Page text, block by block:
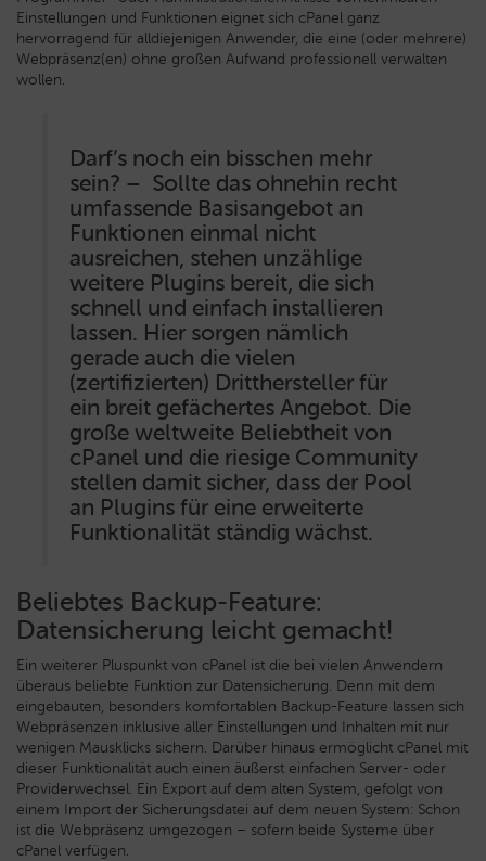
Einstellungen und Funktionen eignet sich cPanel ganz
hervorragend für alldiejenigen Anwender, die eine (oder mehrere)
Webpräsenz(en) ohne großen Aufwand professionell verwalten
wollen.
Darf’s noch ein bisschen mehr
sein? – Sollte das ohnehin recht
umfassende Basisangebot an
Funktionen einmal nicht
ausreichen, stehen unzählige
weitere Plugins bereit, die sich
schnell und einfach installieren
lassen. Hier sorgen nämlich
gerade auch die vielen
(zertifizierten) Dritthersteller für
ein breit gefächertes Angebot. Die
große weltweite Beliebtheit von
cPanel und die riesige Community
stellen damit sicher, dass der Pool
an Plugins für eine erweiterte
Funktionalität ständig wächst.
Beliebtes Backup-Feature:
Datensicherung leicht gemacht!
Ein weiterer Pluspunkt von cPanel ist die bei vielen Anwendern
überaus beliebte Funktion zur Datensicherung. Denn mit dem
eingebauten, besonders komfortablen Backup-Feature lassen sich
Webpräsenzen inklusive aller Einstellungen und Inhalten mit nur
wenigen Mausklicks sichern. Darüber hinaus ermöglicht cPanel mit
dieser Funktionalität auch einen äußerst einfachen Server- oder
Providerwechsel. Ein Export auf dem alten System, gefolgt von
einem Import der Sicherungsdatei auf dem neuen System: Schon
ist die Webpräsenz umgezogen – sofern beide Systeme über
cPanel verfügen.